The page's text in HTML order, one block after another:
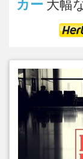
カー 大幅